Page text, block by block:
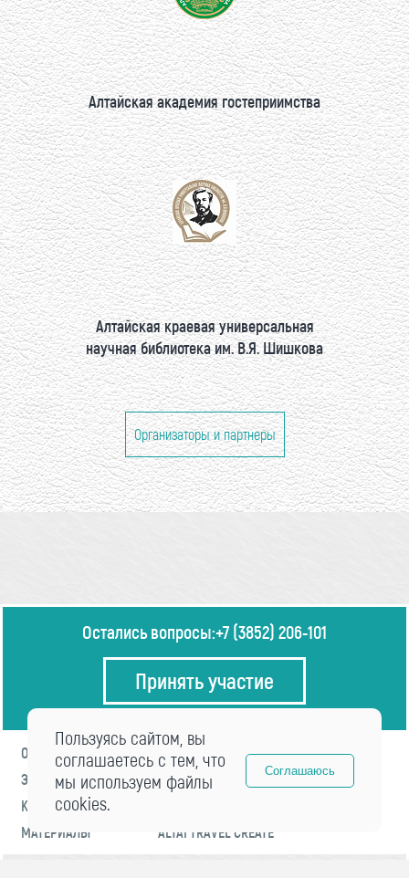
Алтайская академия гостеприимства
Алтайская краевая универсальная
научная библиотека им. В.Я. Шишкова
Организаторы и партнеры
Остались вопросы:+7 (3852) 206-101
Принять участие
О ФОРУМЕ
ПРОГРАММА
ЭКСПЕРТЫ
НОВОСТИ
КОНТАКТЫ
МАТЕРИАЛЫ
ALTAI TRAVEL CREATE
Пользуясь сайтом, вы
соглашаетесь с тем, что
мы используем файлы
cookies.
Соглашаюсь